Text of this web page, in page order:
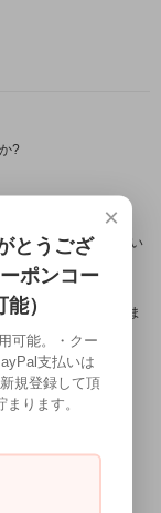
?
ハンドメイドのた
~のお時間をいただい
ルにてご案内いたしま
ですか?
×
とうござ
ポンコー
）
可能。・クー
支払いは
規登録して頂
ります。